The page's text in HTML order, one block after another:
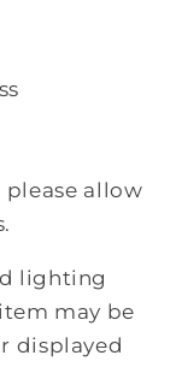
please allow
lighting
may be
displayed